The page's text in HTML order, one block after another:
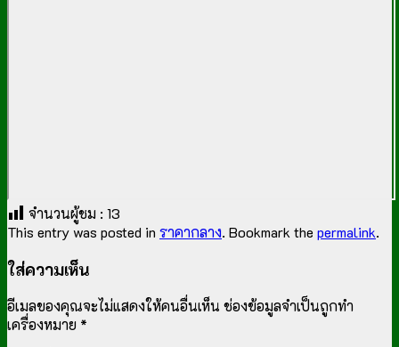
จำนวนผู้ชม : 13
This entry was posted in ราคากลาง. Bookmark the permalink.
ใส่ความเห็น
อีเมลของคุณจะไม่แสดงให้คนอื่นเห็น ช่องข้อมูลจำเป็นถูกทำ
เครื่องหมาย *